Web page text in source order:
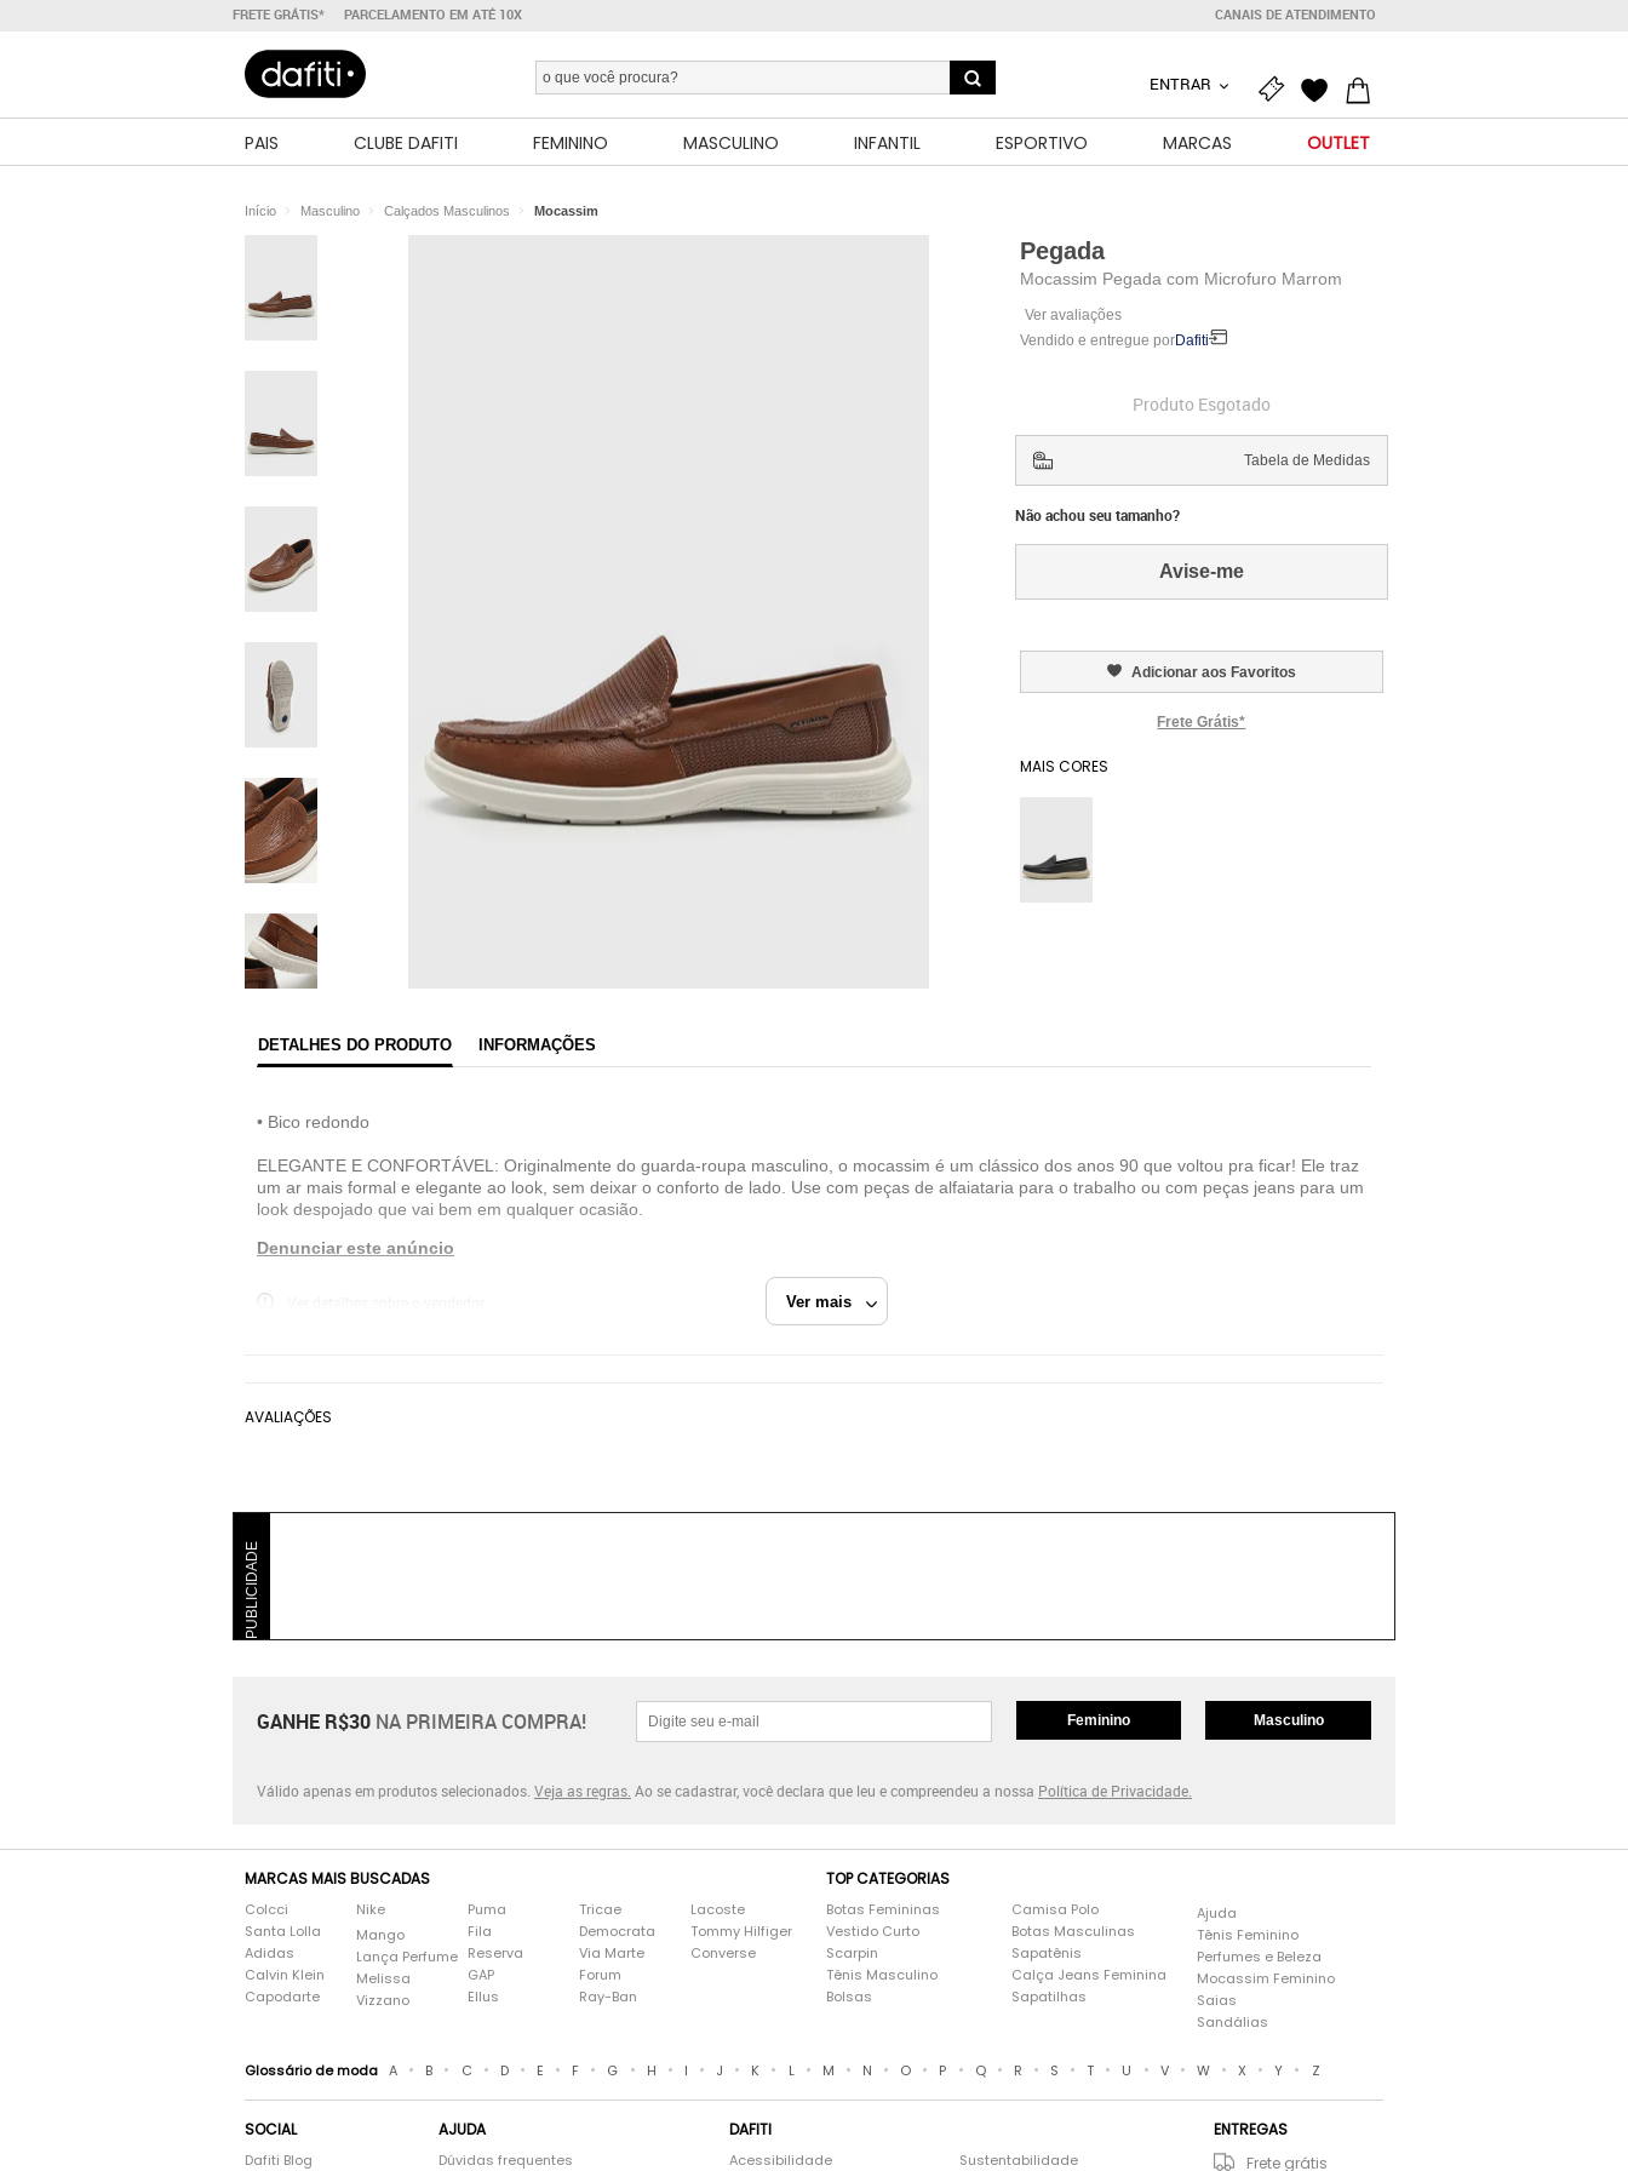
FRETE GRÁTIS* PARCELAMENTO EM ATÉ 10X CANAIS DE ATENDIMENTO
ENTRAR
PAIS CLUBE DAFITI FEMININO MASCULINO INFANTIL ESPORTIVO MARCAS OUTLET
Início Masculino Calçados Masculinos Mocassim
Fechar
Pegada
Mocassim Pegada com Microfuro Marrom
Ver avaliações
Vendido e entregue porDafiti
Dafiti
11.200.418/0006-73
Endereço
Produto Esgotado
Tabela de Medidas
Não achou seu tamanho?
Avise-me
Adicionar aos Favoritos
Frete Grátis*
MAIS CORES
DETALHES DO PRODUTO INFORMAÇÕES
Ver mais
• Bico redondo
ELEGANTE E CONFORTÁVEL: Originalmente do guarda-roupa masculino, o mocassim é um clássico dos anos 90 que voltou pra ficar! Ele traz
um ar mais formal e elegante ao look, sem deixar o conforto de lado. Use com peças de alfaiataria para o trabalho ou com peças jeans para um
look despojado que vai bem em qualquer ocasião.
Denunciar este anúncio
AVALIAÇÕES
PUBLICIDADE
GANHE R$30 NA PRIMEIRA COMPRA! Feminino Masculino
Válido apenas em produtos selecionados. Veja as regras. Ao se cadastrar, você declara que leu e compreendeu a nossa Política de Privacidade.
MARCAS MAIS BUSCADAS
Colcci
Santa Lolla
Adidas
Calvin Klein
Capodarte
Nike
Mango
Lança Perfume
Melissa
Vizzano
Puma
Fila
Reserva
GAP
Ellus
Tricae
Democrata
Via Marte
Forum
Ray-Ban
Lacoste
Tommy Hilfiger
Converse
TOP CATEGORIAS
Botas Femininas
Vestido Curto
Scarpin
Tênis Masculino
Bolsas
Camisa Polo
Botas Masculinas
Sapatênis
Calça Jeans Feminina
Sapatilhas
Ajuda
Tênis Feminino
Perfumes e Beleza
Mocassim Feminino
Saias
Sandálias
Glossário de moda A • B • C • D • E • F • G • H • I • J • K • L • M • N • O • P • Q • R • S • T • U • V • W • X • Y • Z
SOCIAL
Dafiti Blog
AJUDA
Dúvidas frequentes
DAFITI
Acessibilidade Sustentabilidade
ENTREGAS
Frete grátis